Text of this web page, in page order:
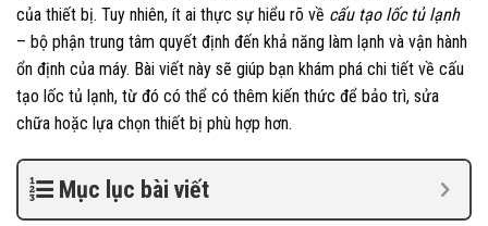
của thiết bị. Tuy nhiên, ít ai thực sự hiểu rõ về cấu tạo lốc tủ lạnh
– bộ phận trung tâm quyết định đến khả năng làm lạnh và vận hành
ổn định của máy. Bài viết này sẽ giúp bạn khám phá chi tiết về cấu
tạo lốc tủ lạnh, từ đó có thể có thêm kiến thức để bảo trì, sửa
chữa hoặc lựa chọn thiết bị phù hợp hơn.
Mục lục bài viết